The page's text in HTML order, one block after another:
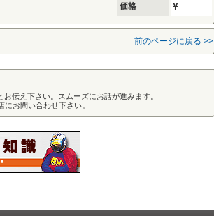
価格
¥
前のページに戻る >>
伝え下さい。スムーズにお話が進みます。
お問い合わせ下さい。